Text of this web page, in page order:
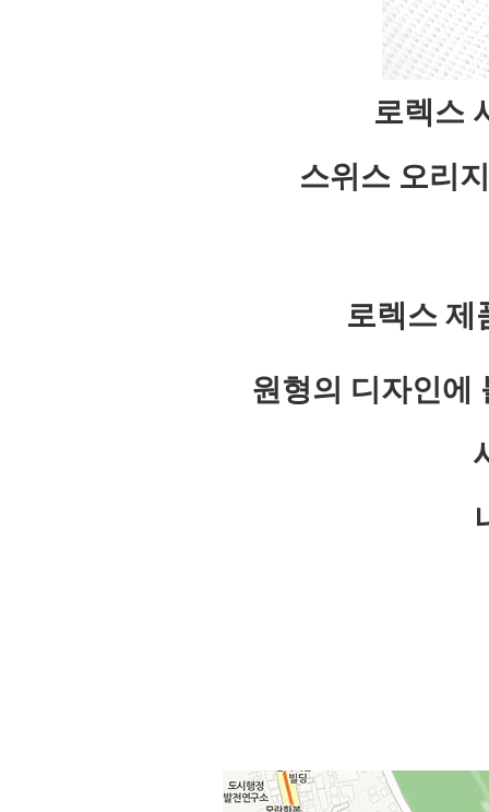
로렉스
스위스 오리
로렉스 제
원형의 디자인에